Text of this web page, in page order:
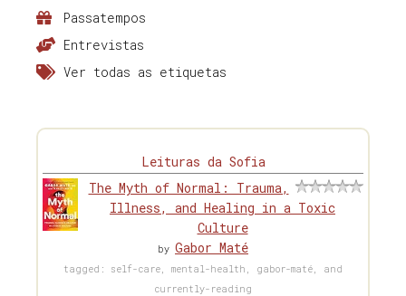
Passatempos
Entrevistas
Ver todas as etiquetas
Leituras da Sofia
The Myth of Normal: Trauma,
Illness, and Healing in a Toxic
Culture
by Gabor Maté
tagged: self-care, mental-health, gabor-maté, and
currently-reading